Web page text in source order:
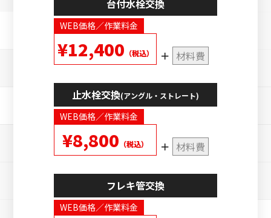
台付水栓交換
WEB価格／作業料金
¥12,400 （税込） 材料費
止水栓交換(アングル・ストレート)
WEB価格／作業料金
¥8,800 （税込） 材料費
フレキ管交換
WEB価格／作業料金